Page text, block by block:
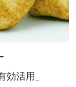
効活用」